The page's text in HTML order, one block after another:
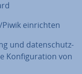
ein­rich­ten
und da­ten­schutz­
Kon­fi­gu­ra­ti­on von